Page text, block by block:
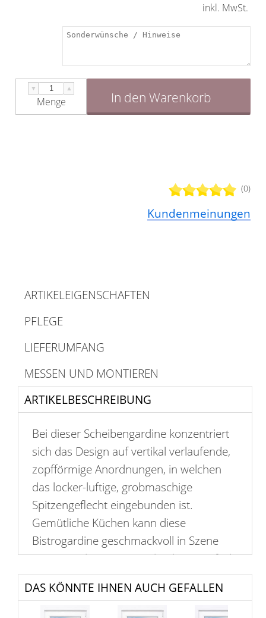
(0)
Kundenmeinungen
inkl. MwSt.
▼ ▲
Menge In den Warenkorb
ARTIKELBESCHREIBUNG
ARTIKELEIGENSCHAFTEN
PFLEGE
LIEFERUMFANG
MESSEN UND MONTIEREN
Bei dieser Scheibengardine konzentriert
sich das Design auf vertikal verlaufende,
zopfförmige Anordnungen, in welchen
das locker-luftige, grobmaschige
Spitzengeflecht eingebunden ist.
Gemütliche Küchen kann diese
Bistrogardine geschmackvoll in Szene
setzen und mit Stangendurchzug einfach
ins Fenster gehängt werden. Das
transparente Polyestergewebe erfüllt
vornehmlich dekorative Zwecke und
DAS KÖNNTE IHNEN AUCH GEFALLEN